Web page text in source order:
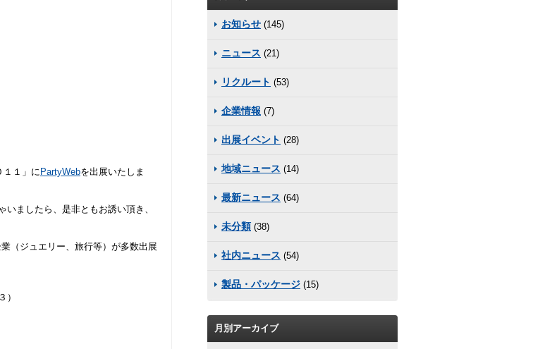
１１」に PartyWebを出展いたしま
ましたら、是非ともお誘い頂き、
（ジュエリー、旅行等）が多数出展
お知らせ (145)
ニュース (21)
リクルート (53)
企業情報 (7)
出展イベント (28)
地域ニュース (14)
最新ニュース (64)
未分類 (38)
社内ニュース (54)
製品・パッケージ (15)
月別アーカイブ